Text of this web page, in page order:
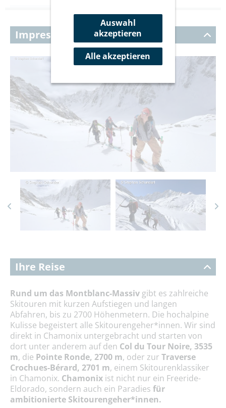
Impressionen
Ihre Reise
Rund um das Montblanc-Massiv gibt es zahlreiche
Skitouren mit kurzen Aufstiegen und langen
Abfahren, bis zu 2700 Höhenmetern. Die hochalpine
Kulisse begeistert alle Skitourengeher*innen. Wir sind
direkt in Chamonix untergebracht und starten von
dort unter anderem auf den Col du Tour Noire, 3535
m, die Pointe Ronde, 2700 m, oder zur Traverse
Crochues-Bérard, 2701 m, einem Skitourenklassiker
in Chamonix. Chamonix ist nicht nur ein Freeride-
Eldorado, sondern auch ein Paradies für
ambitionierte Skitourengeher*innen.
Auswahl
akzeptieren
Alle akzeptieren